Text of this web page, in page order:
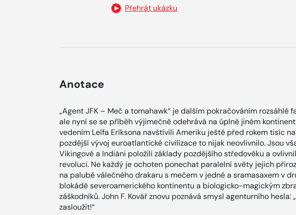
Přehrát ukázku
Anotace
„Agent JFK – Meč a tomahawk“ je dalším pokračováním rozsáhlé
ale nyní se se příběh výjimečně odehrává na úplně jiném
vedením Leífa Eríksona navštívili Ameriku ještě před rokem tisíc
pozdější vývoj euroatlantické civilizace to nijak neovlivnilo. Jsou
Vikingové a Indiáni položili základy pozdějšího středověku a
revoluci. Ne každý je ochoten ponechat paralelní světy jejich
na palubě válečného drakaru s mečem v jedné a sramasaxem v
blokádě severoamerického kontinentu a biologicko-magickým
záškodníků. John F. Kovář znovu poznává smysl agenturního hesla:
zasloužit!“